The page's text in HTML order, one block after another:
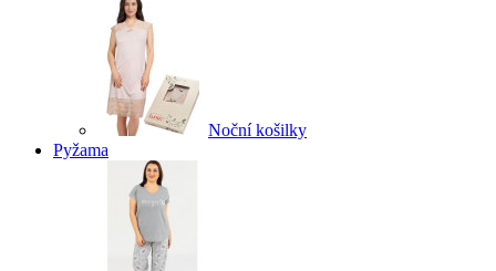
Noční košilky
Pyžama